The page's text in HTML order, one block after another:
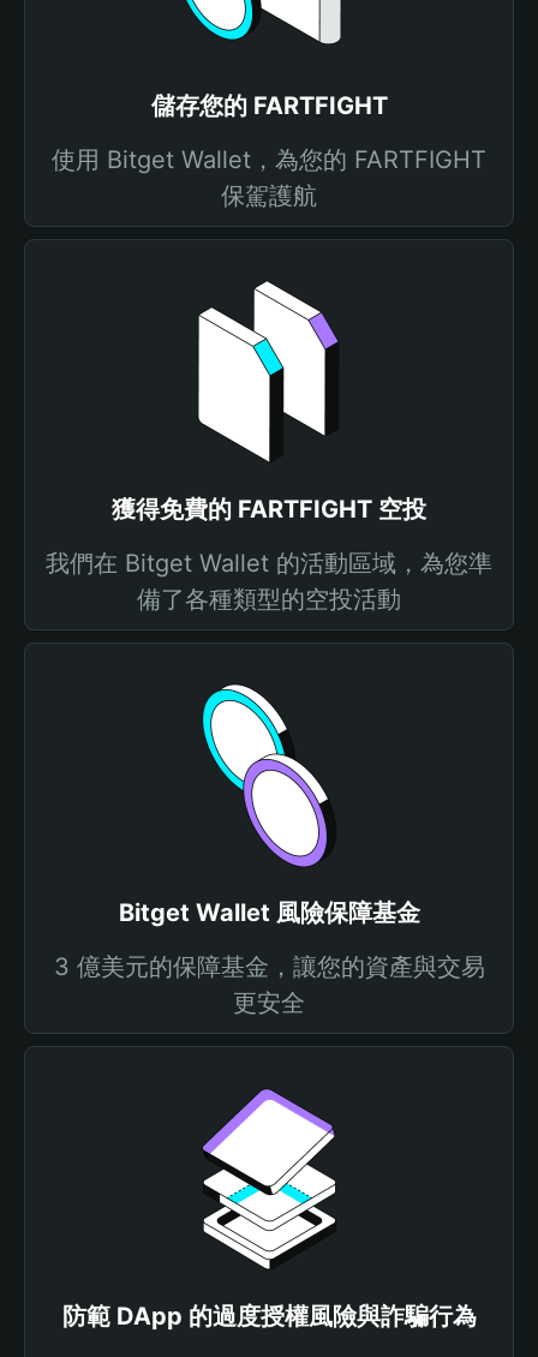
儲存您的 FARTFIGHT
使用 Bitget Wallet，為您的 FARTFIGHT
保駕護航
獲得免費的 FARTFIGHT 空投
我們在 Bitget Wallet 的活動區域，為您準
備了各種類型的空投活動
Bitget Wallet 風險保障基金
3 億美元的保障基金，讓您的資產與交易
更安全
防範 DApp 的過度授權風險與詐騙行為